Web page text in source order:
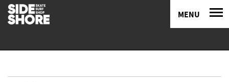
MENU